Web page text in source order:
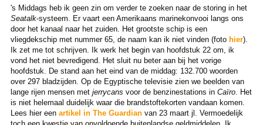
's Middags heb ik geen zin om verder te zoeken naar de storing in het
Seatalk-systeem. Er vaart een Amerikaans marinekonvooi langs ons
door het kanaal naar het zuiden. Het grootste schip is een
vliegdekschip met nummer 65, de naam kan ik niet vinden (foto hier).
Ik zet me tot schrijven. Ik werk het begin van hoofdstuk 22 om, ik
vond het niet bevredigend. Het sluit nu beter aan bij het vorige
hoofdstuk. De stand aan het eind van de middag: 132.700 woorden
over 297 bladzijden. Op de Egyptische televisie zien we beelden van
lange rijen mensen met jerrycans voor de benzinestations in Caïro. Het
is niet helemaal duidelijk waar die brandstoftekorten vandaan komen.
Lees hier eenartikel in The Guardian van 23 maart jl. Vermoedelijk